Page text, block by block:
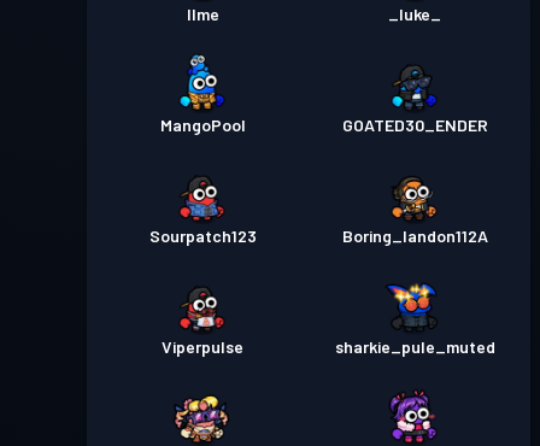
llme _luke_
MangoPool GOATED30_ENDER
Sourpatch123 Boring_landon112A
Viperpulse sharkie_pule_muted